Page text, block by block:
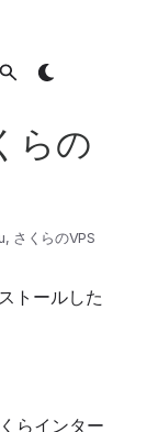
らの
, さくらのVPS
トールした
らインター